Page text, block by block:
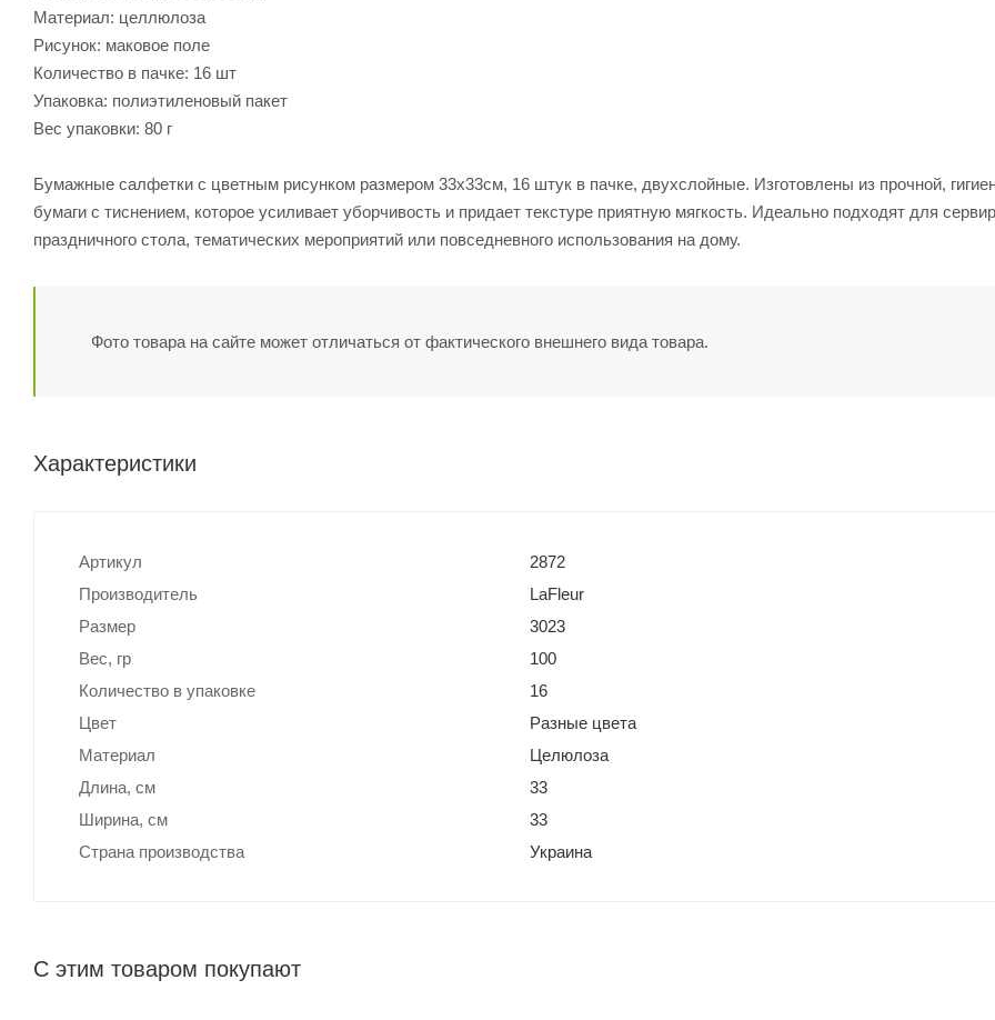
Материал: целлюлоза
Рисунок: маковое поле
Количество в пачке: 16 шт
Упаковка: полиэтиленовый пакет
Вес упаковки: 80 г
Бумажные салфетки с цветным рисунком размером 33х33см, 16 штук в пачке, двухслойные. Изготовлены из прочной,
бумаги с тиснением, которое усиливает уборчивость и придает текстуре приятную мягкость. Идеально подходят для
праздничного стола, тематических мероприятий или повседневного использования на дому.
Фото товара на сайте может отличаться от фактического внешнего вида товара.
Характеристики
Артикул
2872
Производитель
LaFleur
Размер
3023
Вес, гр
100
Количество в упаковке
16
Цвет
Разные цвета
Материал
Целюлоза
Длина, cм
33
Ширина, cм
33
Страна производства
Украина
С этим товаром покупают